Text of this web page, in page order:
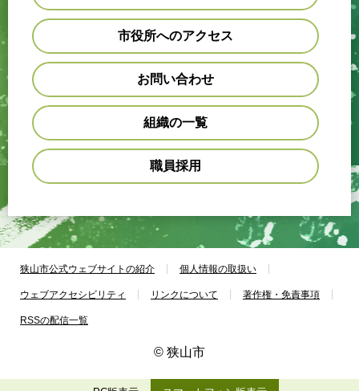
市役所へのアクセス
お問い合わせ
組織の一覧
職員採用
狭山市公式ウェブサイトの紹介 個人情報の取扱い
ウェブアクセシビリティ リンクについて 著作権・免責事項
RSSの配信一覧
© 狭山市